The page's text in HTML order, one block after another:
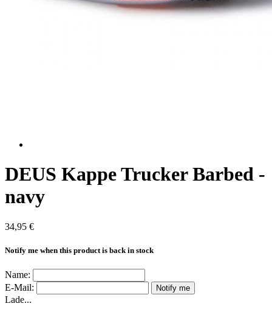
DEUS Kappe Trucker Barbed -
navy
34,95 €
Notify me when this product is back in stock
Name:
E-Mail:
Notify me
Lade...